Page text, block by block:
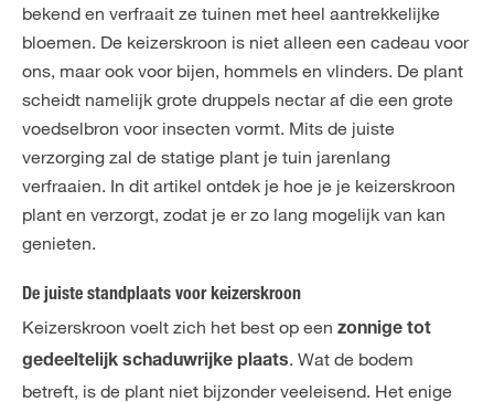
bekend en verfraait ze tuinen met heel aantrekkelijke
bloemen. De keizerskroon is niet alleen een cadeau voor
ons, maar ook voor bijen, hommels en vlinders. De plant
scheidt namelijk grote druppels nectar af die een grote
voedselbron voor insecten vormt. Mits de juiste
verzorging zal de statige plant je tuin jarenlang
verfraaien. In dit artikel ontdek je hoe je je keizerskroon
plant en verzorgt, zodat je er zo lang mogelijk van kan
genieten.
De juiste standplaats voor keizerskroon
Keizerskroon voelt zich het best op een zonnige tot
gedeeltelijk schaduwrijke plaats. Wat de bodem
betreft, is de plant niet bijzonder veeleisend. Het enige